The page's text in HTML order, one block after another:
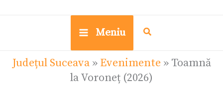
Meniu
Județul Suceava» Evenimente » Toamnă
la Voroneț (2026)